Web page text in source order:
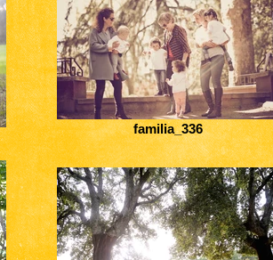
familia_336